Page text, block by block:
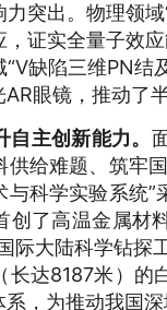
突出。物理领
证实全量子效
缺陷三维PN
眼镜，推动了
主创新能力。
给难题、筑牢
科学实验系统
创了高温金属材
际大陆科学钻探
长达8187米）
，为推动我国